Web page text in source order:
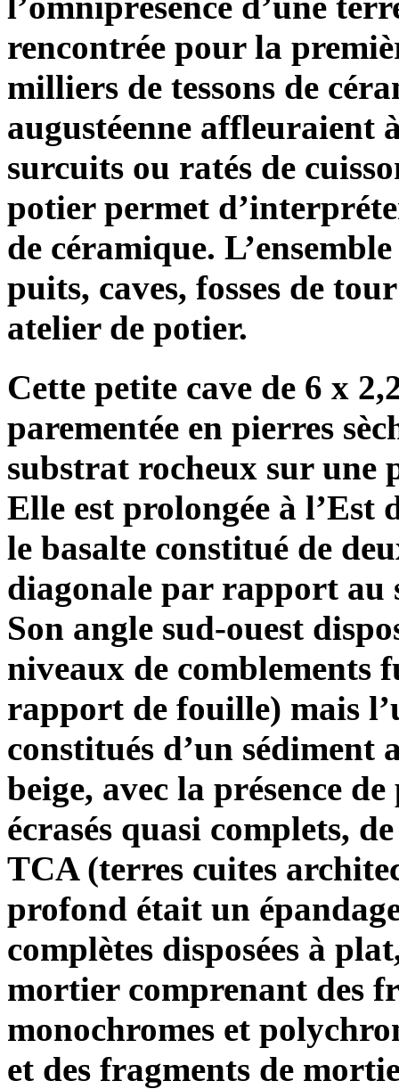
rencontrée pour la
milliers de tessons de
augustéenne affleuraient
surcuits ou ratés de
potier permet
de céramique.
puits, caves, fosses de
atelier de potier.
Cette petite cave de 6 x
parementée en pierres
substrat rocheux sur une
Elle est prolongée à l’Est
le basalte constitué de
diagonale par rapport au
Son angle sud-ouest
niveaux de comblements
rapport de fouille) mais
constitués d’un
beige, avec la présence
écrasés quasi complets,
TCA (terres cuites
profond était un
complètes disposées à
mortier comprenant des
monochromes et
et des fragments de